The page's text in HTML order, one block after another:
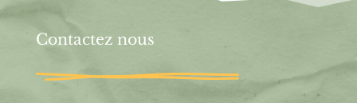
Contactez nous